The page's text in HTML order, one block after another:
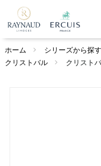
ホーム シリーズから探す
クリストバル
クリスト